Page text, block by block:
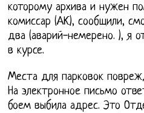
которому архива и нужен
комиссар (АК), сообщили,
два (аварий-немерено. ), я
в курсе.
Места для парковок
На электронное письмо
боем выбила адрес. Это